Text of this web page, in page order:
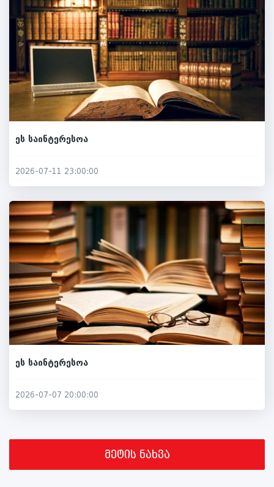
ეს საინტერესოა
2026-07-11 23:00:00
ეს საინტერესოა
2026-07-07 20:00:00
მეტის ნახვა